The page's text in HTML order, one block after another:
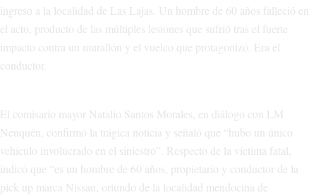
ingreso a la localidad de Las Lajas. Un hombre de 60 años falleció en
el acto, producto de las múltiples lesiones que sufrió tras el fuerte
impacto contra un murallón y el vuelco que protagonizó. Era el
conductor.
El comisario mayor Natalio Santos Morales, en diálogo con LM
Neuquén, confirmó la trágica noticia y señaló que “hubo un único
vehículo involucrado en el siniestro”. Respecto de la víctima fatal,
indicó que “es un hombre de 60 años, propietario y conductor de la
pick up marca Nissan, oriundo de la localidad mendocina de